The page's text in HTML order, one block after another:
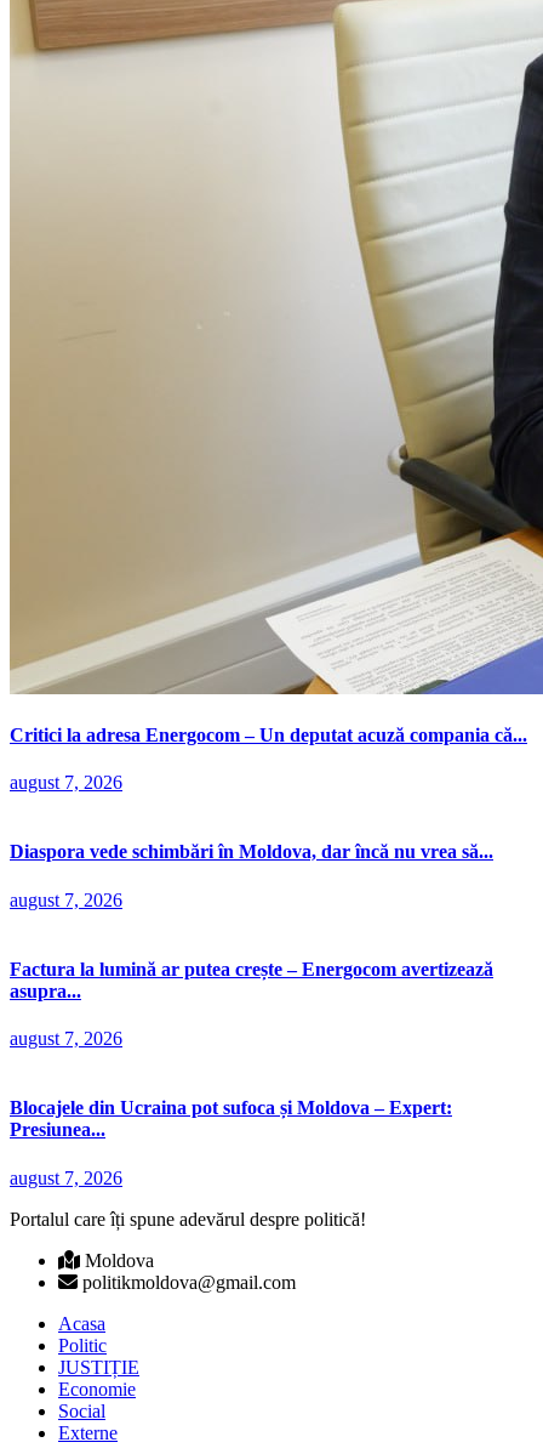
Critici la adresa Energocom – Un deputat acuză compania că...
august 7, 2026
Diaspora vede schimbări în Moldova, dar încă nu vrea să...
august 7, 2026
Factura la lumină ar putea crește – Energocom avertizează
asupra...
august 7, 2026
Blocajele din Ucraina pot sufoca și Moldova – Expert:
Presiunea...
august 7, 2026
Portalul care îți spune adevărul despre politică!
Moldova
politikmoldova@gmail.com
Acasa
Politic
JUSTIȚIE
Economie
Social
Externe